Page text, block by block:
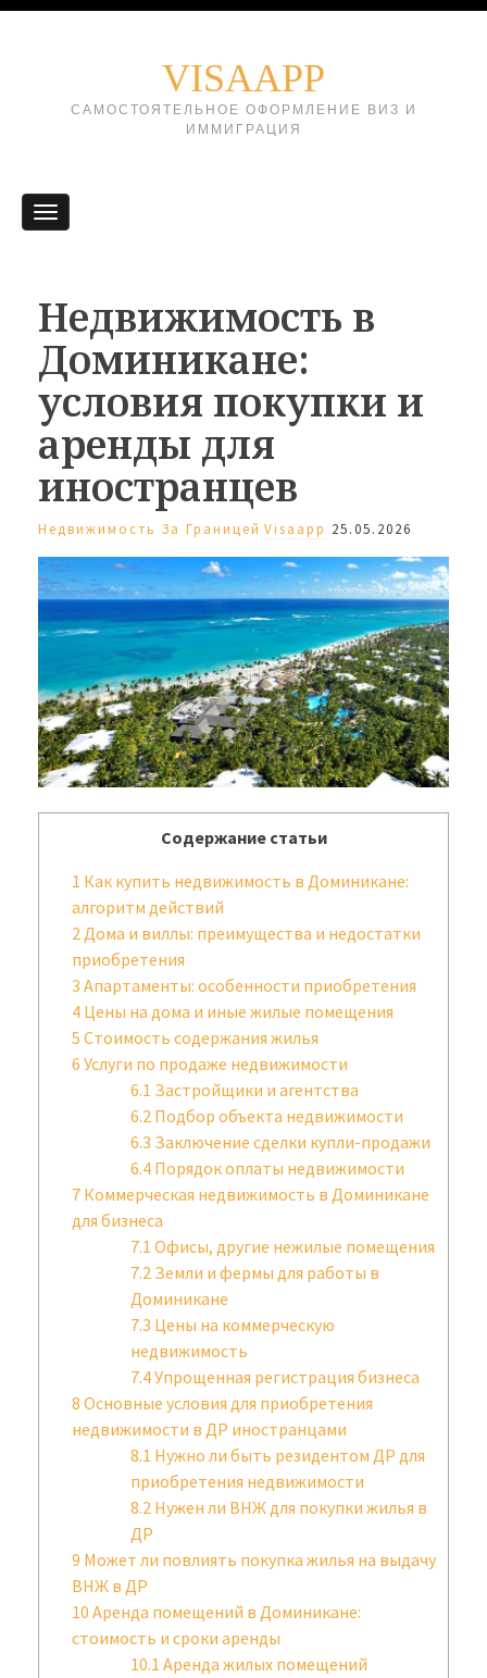
VISAAPP
САМОСТОЯТЕЛЬНОЕ ОФОРМЛЕНИЕ ВИЗ И
ИММИГРАЦИЯ
Недвижимость в
Доминикане:
условия покупки и
аренды для
иностранцев
Недвижимость За Границей Visaapp 25.05.2026
Содержание статьи
1 Как купить недвижимость в Доминикане:
алгоритм действий
2Дома и виллы: преимущества и недостатки
приобретения
3 Апартаменты: особенности приобретения
4 Цены на дома и иные жилые помещения
5 Стоимость содержания жилья
6 Услуги по продаже недвижимости
6.1 Застройщики и агентства
6.2 Подбор объекта недвижимости
6.3 Заключение сделки купли-продажи
6.4 Порядок оплаты недвижимости
7 Коммерческая недвижимость в Доминикане
для бизнеса
7.1 Офисы, другие нежилые помещения
7.2 Земли и фермы для работы в
Доминикане
7.3 Цены на коммерческую
недвижимость
7.4Упрощенная регистрация бизнеса
8 Основные условия для приобретения
недвижимости в ДР иностранцами
8.1 Нужно ли быть резидентом ДР для
приобретения недвижимости
8.2 Нужен ли ВНЖ для покупки жилья в
ДР
9 Может ли повлиять покупка жилья на выдачу
ВНЖ в ДР
10 Аренда помещений в Доминикане:
стоимость и сроки аренды
10.1 Аренда жилых помещений